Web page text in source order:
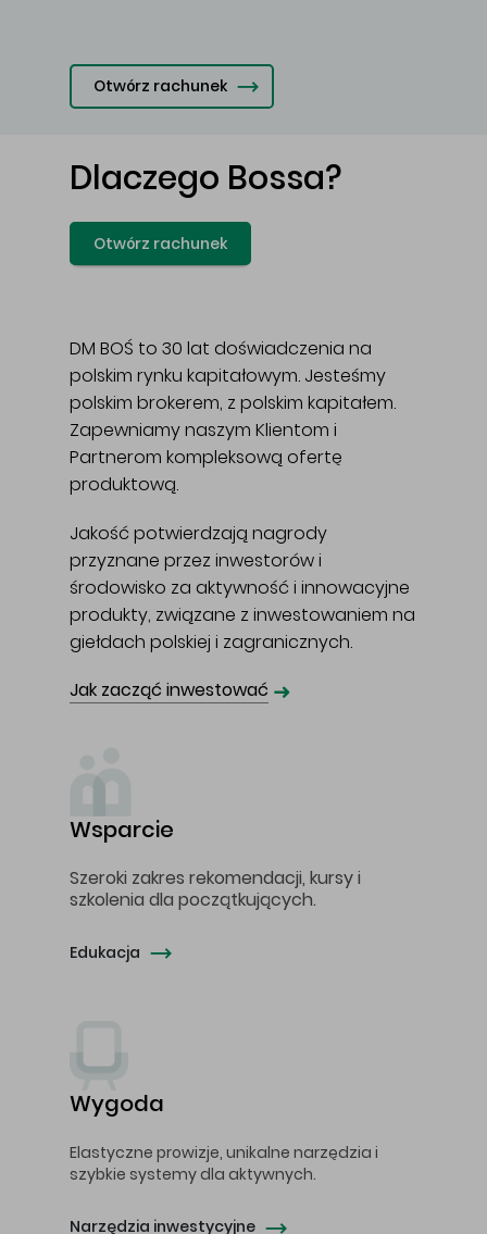
Otwórz rachunek
Dlaczego Bossa?
Otwórz rachunek
DM BOŚ to 30 lat doświadczenia na
polskim rynku kapitałowym. Jesteśmy
polskim brokerem, z polskim kapitałem.
Zapewniamy naszym Klientom i
Partnerom kompleksową ofertę
produktową.
Jakość potwierdzają nagrody
przyznane przez inwestorów i
środowisko za aktywność i innowacyjne
produkty, związane z inwestowaniem na
giełdach polskiej i zagranicznych.
Jak zacząć inwestować ➜
Wsparcie
Szeroki zakres rekomendacji, kursy i
szkolenia dla początkujących.
Edukacja
Wygoda
Elastyczne prowizje, unikalne narzędzia i
szybkie systemy dla aktywnych.
Narzędzia inwestycyjne